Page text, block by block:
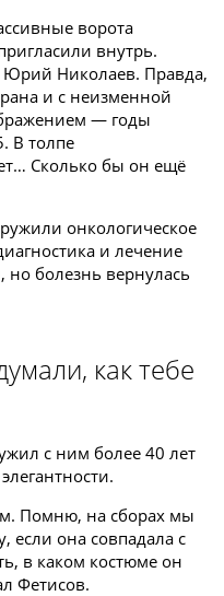
ворота
внутрь.
Юрий Николаев. Правда,
и с неизменной
— годы
В толпе
Сколько бы он ещё
онкологическое
и лечение
но болезнь вернулась
как тебе
с ним более 40 лет
Помню, на сборах мы
если она совпадала с
в каком костюме он
Фетисов.